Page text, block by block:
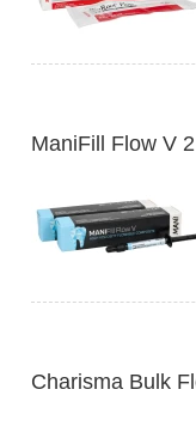
ManiFill Flow V
Charisma Bulk